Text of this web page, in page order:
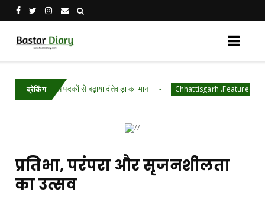
ब्रेकिंग
पदकों से बढ़ाया दंतेवाड़ा का मान Chhattisgarh .Featured छत्तीसगढ़
प्रतिभा, परंपरा और सृजनशीलता
का उत्सव